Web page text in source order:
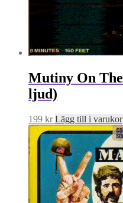
Mutiny On
ljud)
199 kr Lägg till i